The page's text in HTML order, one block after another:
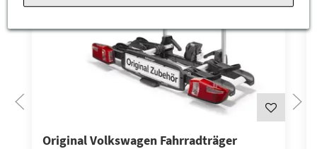
BREMSEN
Original Volkswagen Fahrradträger